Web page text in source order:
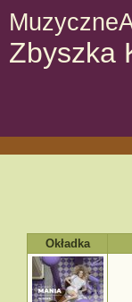
Zbyszka
Okładka